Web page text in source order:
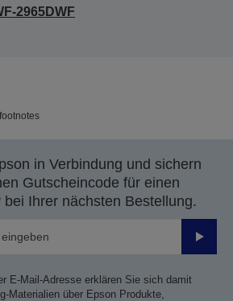
2965DWF
in Verbindung und sichern
Gutscheincode für einen
bei Ihrer nächsten Bestellung.
E-Mail-Adresse erklären Sie sich damit
Materialien über Epson Produkte,